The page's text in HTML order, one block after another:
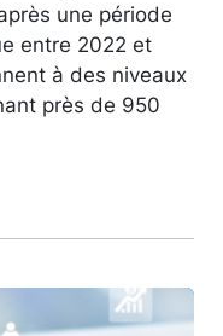
une période
entre 2022 et
à des niveaux
près de 950